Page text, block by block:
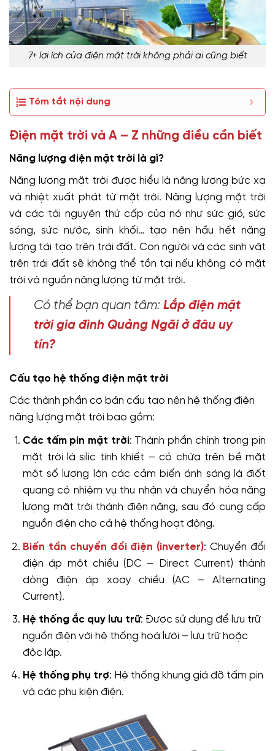
7+ lợi ích của điện mặt trời không phải ai cũng biết
Tóm tắt nội dung
Điện mặt trời và A – Z những điều cần biết
Năng lượng điện mặt trời là gì?
Năng lượng mặt trời được hiểu là năng lượng bức xạ
và nhiệt xuất phát từ mặt trời. Năng lượng mặt trời
và các tài nguyên thứ cấp của nó như sức gió, sức
sóng, sức nước, sinh khối… tạo nên hầu hết năng
lượng tái tạo trên trái đất. Con người và các sinh vật
trên trái đất sẽ không thể tồn tại nếu không có mặt
trời và nguồn năng lượng từ mặt trời.
Có thể bạn quan tâm:Lắp điện mặt
trời gia đình Quảng Ngãi ở đâu uy
tín?
Cấu tạo hệ thống điện mặt trời
Các thành phần cơ bản cấu tạo nên hệ thống điện
năng lượng mặt trời bao gồm:
Các tấm pin mặt trời: Thành phần chính trong pin
mặt trời là silic tinh khiết – có chứa trên bề mặt
một số lượng lớn các cảm biến ánh sáng là điốt
quang có nhiệm vụ thu nhận và chuyển hóa năng
lượng mặt trời thành điện năng, sau đó cung cấp
nguồn điện cho cả hệ thống hoạt động.
Biến tần chuyển đổi điện (inverter): Chuyển đổi
điện áp một chiều (DC – Direct Current) thành
dòng điện áp xoay chiều (AC – Alternating
Current).
Hệ thống ắc quy lưu trữ: Được sử dụng để lưu trữ
nguồn điện với hệ thống hoà lưới – lưu trữ hoặc
độc lập.
Hệ thống phụ trợ: Hệ thống khung giá đỡ tấm pin
và các phụ kiện điện.